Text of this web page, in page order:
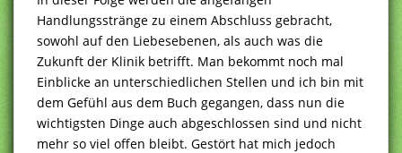
Handlungsstränge zu einem Abschluss gebracht,
sowohl auf den Liebesebenen, als auch was die
Zukunft der Klinik betrifft. Man bekommt noch mal
Einblicke an unterschiedlichen Stellen und ich bin mit
dem Gefühl aus dem Buch gegangen, dass nun die
wichtigsten Dinge auch abgeschlossen sind und nicht
mehr so viel offen bleibt. Gestört hat mich jedoch